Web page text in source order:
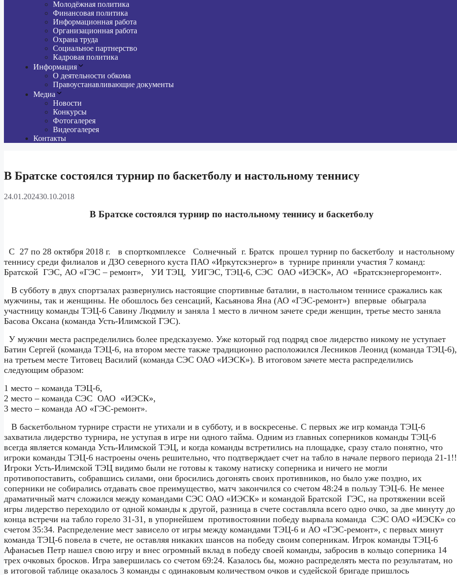
Молодёжная политика
Финансовая политика
Информационная работа
Организационная работа
Охрана труда
Социальное партнерство
Кадровая политика
Информация
О деятельности обкома
Правоустанавливающие документы
Медиа
Новости
Конкурсы
Фотогалерея
Видеогалерея
Контакты
В Братске состоялся турнир по баскетболу и настольному теннису
24.01.202430.10.2018
В Братске состоялся турнир по настольному теннису и баскетболу
С 27 по 28 октября 2018 г. в спорткомплексе Солнечный г. Братск прошел турнир по баскетболу и настольному
теннису среди филиалов и ДЗО северного куста ПАО «Иркутскэнерго» в турнире приняли участия 7 команд:
Братской ГЭС, АО «ГЭС – ремонт», УИ ТЭЦ, УИГЭС, ТЭЦ-6, СЭС ОАО «ИЭСК», АО «Братскэнергоремонт».
В субботу в двух спортзалах развернулись настоящие спортивные баталии, в настольном теннисе сражались как
мужчины, так и женщины. Не обошлось без сенсаций, Касьянова Яна (АО «ГЭС-ремонт») впервые обыграла
участницу команды ТЭЦ-6 Савину Людмилу и заняла 1 место в личном зачете среди женщин, третье место заняла
Басова Оксана (команда Усть-Илимской ГЭС).
У мужчин места распределились более предсказуемо. Уже который год подряд свое лидерство никому не уступает
Батин Сергей (команда ТЭЦ-6, на втором месте также традиционно расположился Лесников Леонид (команда ТЭЦ-6),
на третьем месте Титовец Василий (команда СЭС ОАО «ИЭСК»). В итоговом зачете места распределились
следующим образом:
1 место – команда ТЭЦ-6,
2 место – команда СЭС ОАО «ИЭСК»,
3 место – команда АО «ГЭС-ремонт».
В баскетбольном турнире страсти не утихали и в субботу, и в воскресенье. С первых же игр команда ТЭЦ-6
захватила лидерство турнира, не уступая в игре ни одного тайма. Одним из главных соперников команды ТЭЦ-6
всегда является команда Усть-Илимской ТЭЦ, и когда команды встретились на площадке, сразу стало понятно, что
игроки команды ТЭЦ-6 настроены очень решительно, что подтверждает счет на табло в начале первого периода 21-1!!
Игроки Усть-Илимской ТЭЦ видимо были не готовы к такому натиску соперника и ничего не могли
противопоставить, собравшись силами, они бросились догонять своих противников, но было уже поздно, их
соперники не собирались отдавать свое преимущество, матч закончился со счетом 48:24 в пользу ТЭЦ-6. Не менее
драматичный матч сложился между командами СЭС ОАО «ИЭСК» и командой Братской ГЭС, на протяжении всей
игры лидерство переходило от одной команды к другой, разница в счете составляла всего одно очко, за две минуту до
конца встречи на табло горело 31-31, в упорнейшем противостоянии победу вырвала команда СЭС ОАО «ИЭСК» со
счетом 35:34. Распределение мест зависело от игры между командами ТЭЦ-6 и АО «ГЭС-ремонт», с первых минут
команда ТЭЦ-6 повела в счете, не оставляя никаких шансов на победу своим соперникам. Игрок команды ТЭЦ-6
Афанасьев Петр нашел свою игру и внес огромный вклад в победу своей команды, забросив в кольцо соперника 14
трех очковых бросков. Игра завершилась со счетом 69:24. Казалось бы, можно распределять места по результатам, но
в итоговой таблице оказалось 3 команды с одинаковым количеством очков и судейской бригаде пришлось